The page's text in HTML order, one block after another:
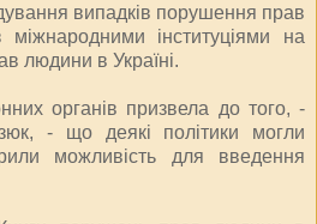
випадків порушення прав
міжнародними інституціями на
людини в Україні.
органів призвела до того, -
- що деякі політики могли
можливість для введення